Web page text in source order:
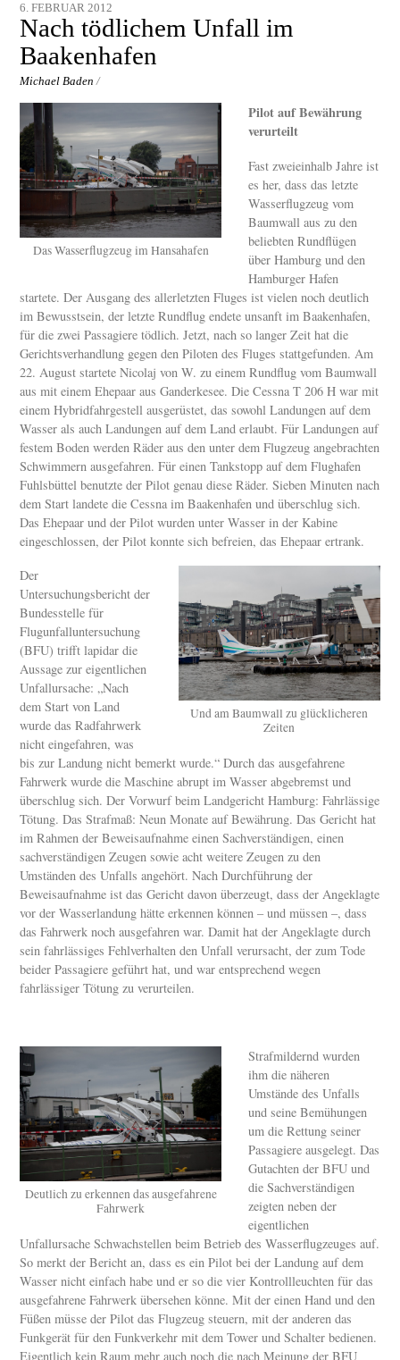
6. FEBRUAR 2012
Nach tödlichem Unfall im
Baakenhafen
Michael Baden /
Das Wasserflugzeug im Hansahafen
Pilot auf Bewährung
verurteilt
Fast zweieinhalb Jahre ist
es her, dass das letzte
Wasserflugzeug vom
Baumwall aus zu den
beliebten Rundflügen
über Hamburg und den
Hamburger Hafen
startete. Der Ausgang des allerletzten Fluges ist vielen noch deutlich
im Bewusstsein, der letzte Rundflug endete unsanft im Baakenhafen,
für die zwei Passagiere tödlich. Jetzt, nach so langer Zeit hat die
Gerichtsverhandlung gegen den Piloten des Fluges stattgefunden. Am
22. August startete Nicolaj von W. zu einem Rundflug vom Baumwall
aus mit einem Ehepaar aus Ganderkesee. Die Cessna T 206 H war mit
einem Hybridfahrgestell ausgerüstet, das sowohl Landungen auf dem
Wasser als auch Landungen auf dem Land erlaubt. Für Landungen auf
festem Boden werden Räder aus den unter dem Flugzeug angebrachten
Schwimmern ausgefahren. Für einen Tankstopp auf dem Flughafen
Fuhlsbüttel benutzte der Pilot genau diese Räder. Sieben Minuten nach
dem Start landete die Cessna im Baakenhafen und überschlug sich.
Das Ehepaar und der Pilot wurden unter Wasser in der Kabine
eingeschlossen, der Pilot konnte sich befreien, das Ehepaar ertrank.
Und am Baumwall zu glücklicheren
Zeiten
Der
Untersuchungsbericht der
Bundesstelle für
Flugunfalluntersuchung
(BFU) trifft lapidar die
Aussage zur eigentlichen
Unfallursache: „Nach
dem Start von Land
wurde das Radfahrwerk
nicht eingefahren, was
bis zur Landung nicht bemerkt wurde.“ Durch das ausgefahrene
Fahrwerk wurde die Maschine abrupt im Wasser abgebremst und
überschlug sich. Der Vorwurf beim Landgericht Hamburg: Fahrlässige
Tötung. Das Strafmaß: Neun Monate auf Bewährung. Das Gericht hat
im Rahmen der Beweisaufnahme einen Sachverständigen, einen
sachverständigen Zeugen sowie acht weitere Zeugen zu den
Umständen des Unfalls angehört. Nach Durchführung der
Beweisaufnahme ist das Gericht davon überzeugt, dass der Angeklagte
vor der Wasserlandung hätte erkennen können – und müssen –, dass
das Fahrwerk noch ausgefahren war. Damit hat der Angeklagte durch
sein fahrlässiges Fehlverhalten den Unfall verursacht, der zum Tode
beider Passagiere geführt hat, und war entsprechend wegen
fahrlässiger Tötung zu verurteilen.
Deutlich zu erkennen das ausgefahrene
Fahrwerk
Strafmildernd wurden
ihm die näheren
Umstände des Unfalls
und seine Bemühungen
um die Rettung seiner
Passagiere ausgelegt. Das
Gutachten der BFU und
die Sachverständigen
zeigten neben der
eigentlichen
Unfallursache Schwachstellen beim Betrieb des Wasserflugzeuges auf.
So merkt der Bericht an, dass es ein Pilot bei der Landung auf dem
Wasser nicht einfach habe und er so die vier Kontrollleuchten für das
ausgefahrene Fahrwerk übersehen könne. Mit der einen Hand und den
Füßen müsse der Pilot das Flugzeug steuern, mit der anderen das
Funkgerät für den Funkverkehr mit dem Tower und Schalter bedienen.
Eigentlich kein Raum mehr auch noch die nach Meinung der BFU